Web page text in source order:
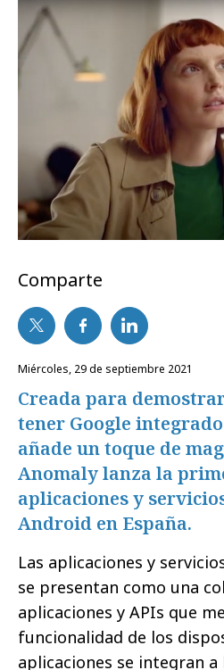
Comparte
miércoles, 29 de septiembre 2021
Creada para
tener Google
añade un toque de
Anomaly lanza la
aplicaciones y
Android en España.
Las aplicaciones y
se presentan como una
aplicaciones y APIs que
funcionalidad de los
aplicaciones se integran